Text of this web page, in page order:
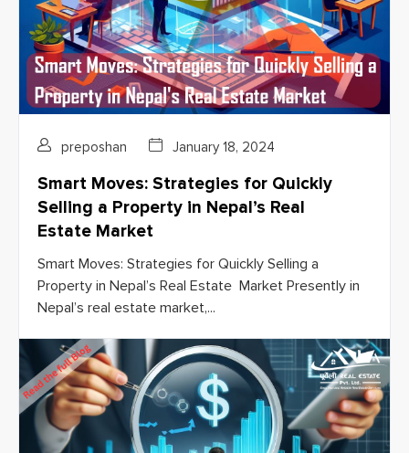
preposhan January 18, 2024
Smart Moves: Strategies for Quickly
Selling a Property in Nepal’s Real
Estate Market
Smart Moves: Strategies for Quickly Selling a
Property in Nepal’s Real Estate Market Presently in
Nepal’s real estate market,...